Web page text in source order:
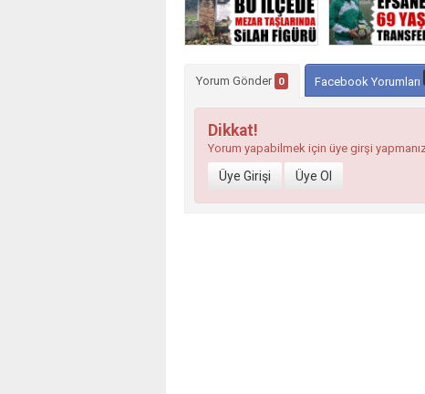
Yorum Gönder 0 Facebook Yorumları
Dikkat!
Yorum yapabilmek için üye girşi
Üye Girişi Üye Ol